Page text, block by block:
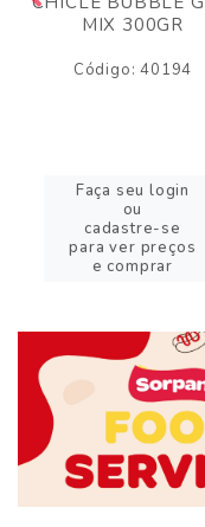
MIX 300GR
Código: 40194
Faça seu login
ou
cadastre-se
para ver preços
e comprar